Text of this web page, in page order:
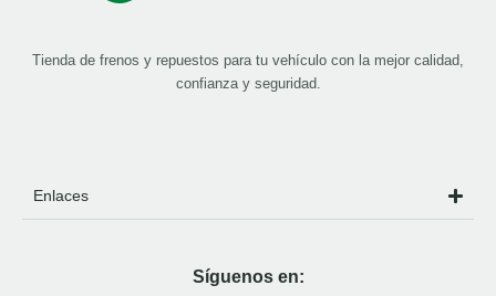
Tienda de frenos y repuestos para tu vehículo con la mejor calidad,
confianza y seguridad.
Enlaces
Síguenos en: